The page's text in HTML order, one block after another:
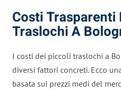
Costi
Traslochi A
I costi dei piccoli traslochi a
diversi fattori concreti. Ecco
basata sui prezzi medi del